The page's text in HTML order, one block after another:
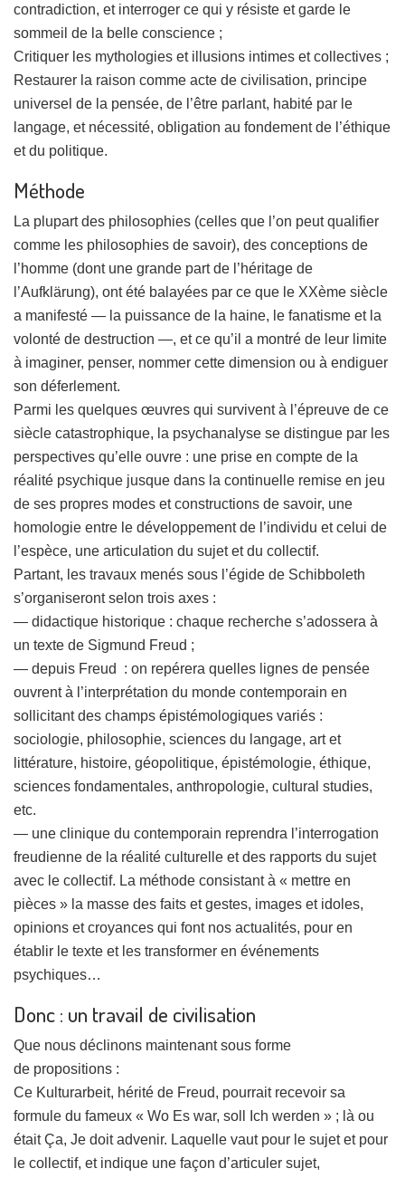
contradiction, et interroger ce qui y résiste et garde le
sommeil de la belle conscience ;
Critiquer les mythologies et illusions intimes et collectives ;
Restaurer la raison comme acte de civilisation, principe
universel de la pensée, de l’être parlant, habité par le
langage, et nécessité, obligation au fondement de l’éthique
et du politique.
Méthode
La plupart des philosophies (celles que l’on peut qualifier
comme les philosophies de savoir), des conceptions de
l’homme (dont une grande part de l’héritage de
l’Aufklärung), ont été balayées par ce que le XXème siècle
a manifesté — la puissance de la haine, le fanatisme et la
volonté de destruction —, et ce qu’il a montré de leur limite
à imaginer, penser, nommer cette dimension ou à endiguer
son déferlement.
Parmi les quelques œuvres qui survivent à l’épreuve de ce
siècle catastrophique, la psychanalyse se distingue par les
perspectives qu’elle ouvre : une prise en compte de la
réalité psychique jusque dans la continuelle remise en jeu
de ses propres modes et constructions de savoir, une
homologie entre le développement de l’individu et celui de
l’espèce, une articulation du sujet et du collectif.
Partant, les travaux menés sous l’égide de Schibboleth
s’organiseront selon trois axes :
— didactique historique : chaque recherche s’adossera à
un texte de Sigmund Freud ;
— depuis Freud : on repérera quelles lignes de pensée
ouvrent à l’interprétation du monde contemporain en
sollicitant des champs épistémologiques variés :
sociologie, philosophie, sciences du langage, art et
littérature, histoire, géopolitique, épistémologie, éthique,
sciences fondamentales, anthropologie, cultural studies,
etc.
— une clinique du contemporain reprendra l’interrogation
freudienne de la réalité culturelle et des rapports du sujet
avec le collectif. La méthode consistant à « mettre en
pièces » la masse des faits et gestes, images et idoles,
opinions et croyances qui font nos actualités, pour en
établir le texte et les transformer en événements
psychiques…
Donc : un travail de civilisation
Que nous déclinons maintenant sous forme
de propositions :
Ce Kulturarbeit, hérité de Freud, pourrait recevoir sa
formule du fameux « Wo Es war, soll Ich werden » ; là ou
était Ça, Je doit advenir. Laquelle vaut pour le sujet et pour
le collectif, et indique une façon d’articuler sujet,